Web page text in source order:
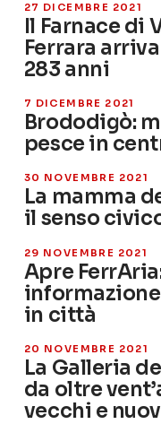
27 DICEMBRE 2021
Il Farnace di
Ferrara
283 anni
7 DICEMBRE 2021
Brododigò:
pesce in
30 NOVEMBRE 2021
La mamma
il senso
29 NOVEMBRE 2021
Apre
in città
20 NOVEMBRE 2021
La Galleria
da oltre
vecchi e